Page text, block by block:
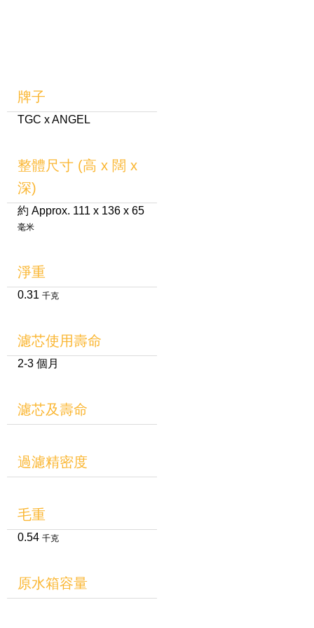
牌子
TGC x ANGEL
整體尺寸 (高 x 闊 x
深)
約 Approx. 111 x 136 x 65
毫米
淨重
0.31 千克
濾芯使用壽命
2-3 個月
濾芯及壽命
過濾精密度
毛重
0.54 千克
原水箱容量